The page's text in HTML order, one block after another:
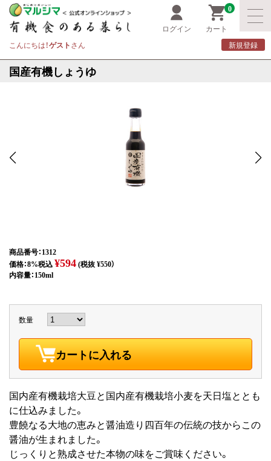
ログイン
0
カート
こんにちは！ゲストさん 新規登録
国産有機しょうゆ
商品番号：1312
価格：8%税込¥594(税抜 ¥550）
内容量：150ml
数量
カートに入れる
国内産有機栽培大豆と国内産有機栽培小麦を天日塩ととも
に仕込みました。
豊饒なる大地の恵みと醤油造り四百年の伝統の技からこの
醤油が生まれました。
じっくりと熟成させた本物の味をご賞味ください。